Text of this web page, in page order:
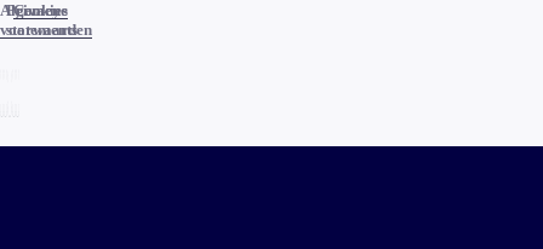
Algemene
voorwaarden
Privacy
statements
Cookies